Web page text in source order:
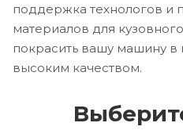
поддержка технологов и
материалов для
покрасить вашу машину в
высоким качеством.